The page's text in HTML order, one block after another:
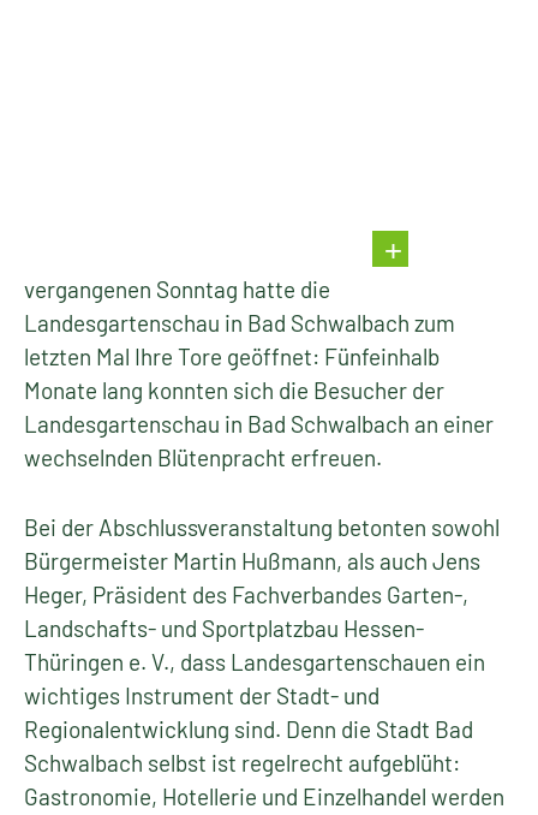
vergangenen Sonntag hatte die
Landesgartenschau in Bad Schwalbach zum
letzten Mal Ihre Tore geöffnet: Fünfeinhalb
Monate lang konnten sich die Besucher der
Landesgartenschau in Bad Schwalbach an einer
wechselnden Blütenpracht erfreuen.
Bei der Abschlussveranstaltung betonten sowohl
Bürgermeister Martin Hußmann, als auch Jens
Heger, Präsident des Fachverbandes Garten-,
Landschafts- und Sportplatzbau Hessen-
Thüringen e. V., dass Landesgartenschauen ein
wichtiges Instrument der Stadt- und
Regionalentwicklung sind. Denn die Stadt Bad
Schwalbach selbst ist regelrecht aufgeblüht:
Gastronomie, Hotellerie und Einzelhandel werden